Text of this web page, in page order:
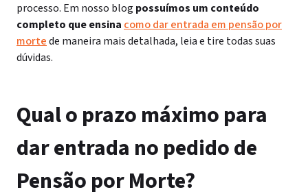
processo. Em nosso blog possuímos um conteúdo
completo que ensina como dar entrada em pensão por
mortede maneira mais detalhada, leia e tire todas suas
dúvidas.
Qual o prazo máximo para
dar entrada no pedido de
Pensão por Morte?